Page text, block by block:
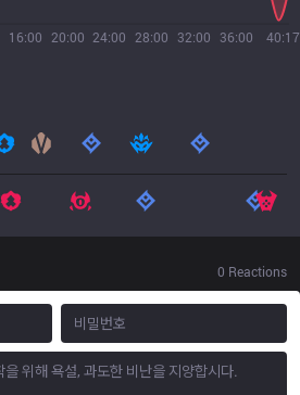
16:00 20:00 24:00 28:00 32:00 36:00 40:17
0 Reactions